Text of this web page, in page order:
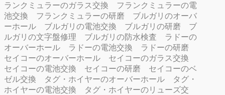
ランクミュラーのガラス交換
フランクミュラーの電
池交換
フランクミュラーの研磨
ブルガリのオーバ
ーホール
ブルガリの電池交換 ブルガリの研磨
ブ
ルガリの文字盤修理
ブルガリの防水検査
ラドーの
オーバーホール
ラドーの電池交換
ラドーの研磨
セイコーのオーバーホール
セイコーのガラス交換
セイコーの電池交換
セイコーの研磨
セイコーのベ
ゼル交換
タグ・ホイヤーのオーバーホール
タグ・
ホイヤーの電池交換
タグ・ホイヤーのリューズ交